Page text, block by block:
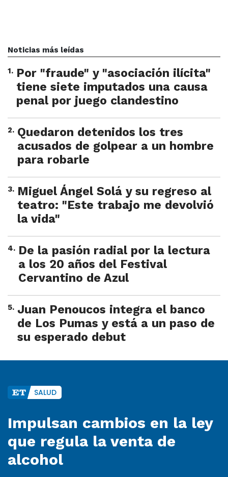
Noticias más leídas
1. Por "fraude" y "asociación ilícita"
tiene siete imputados una causa
penal por juego clandestino
2. Quedaron detenidos los tres
acusados de golpear a un hombre
para robarle
3. Miguel Ángel Solá y su regreso al
teatro: "Este trabajo me devolvió
la vida"
4. De la pasión radial por la lectura
a los 20 años del Festival
Cervantino de Azul
5. Juan Penoucos integra el banco
de Los Pumas y está a un paso de
su esperado debut
SALUD
Impulsan cambios en la ley
que regula la venta de
alcohol